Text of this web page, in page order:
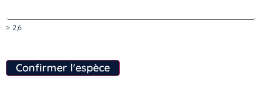
> 2,6
Confirmer l'espèce